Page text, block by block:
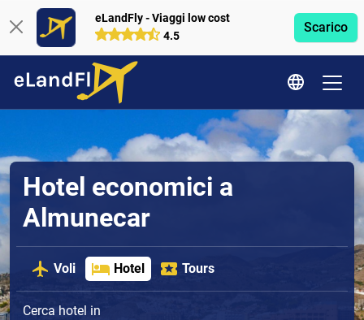
eLandFly - Viaggi low cost
4.5
Scarico
Hotel economici a
Almunecar
Voli Hotel Tours
Cerca hotel in